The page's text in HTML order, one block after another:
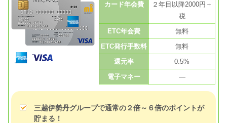
カード年会費
２年目以降2000円＋
税
ETC年会費
無料
ETC発行手数料
無料
還元率
0.5%
電子マネー
—
三越伊勢丹グループで通常の２倍～６倍のポイントが
貯まる！